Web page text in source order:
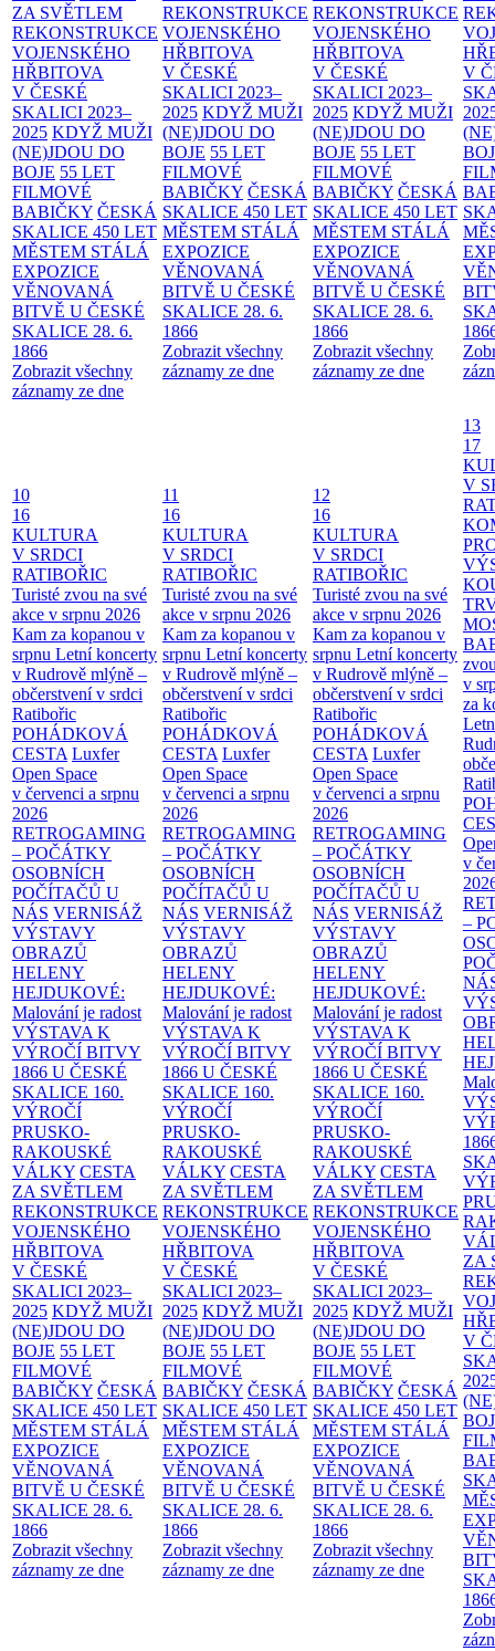
ZA SVĚTLEM
REKONSTRUKCE
VOJENSKÉHO
HŘBITOVA
V ČESKÉ
SKALICI 2023–
2025 KDYŽ MUŽI
(NE)JDOU DO
BOJE 55 LET
FILMOVÉ
BABIČKY ČESKÁ
SKALICE 450 LET
MĚSTEM STÁLÁ
EXPOZICE
VĚNOVANÁ
BITVĚ U ČESKÉ
SKALICE 28. 6.
1866
Zobrazit všechny
záznamy ze dne
REKONSTRUKCE
VOJENSKÉHO
HŘBITOVA
V ČESKÉ
SKALICI 2023–
2025 KDYŽ MUŽI
(NE)JDOU DO
BOJE 55 LET
FILMOVÉ
BABIČKY ČESKÁ
SKALICE 450 LET
MĚSTEM STÁLÁ
EXPOZICE
VĚNOVANÁ
BITVĚ U ČESKÉ
SKALICE 28. 6.
1866
Zobrazit všechny
záznamy ze dne
REKONSTRUKCE
VOJENSKÉHO
HŘBITOVA
V ČESKÉ
SKALICI 2023–
2025 KDYŽ MUŽI
(NE)JDOU DO
BOJE 55 LET
FILMOVÉ
BABIČKY ČESKÁ
SKALICE 450 LET
MĚSTEM STÁLÁ
EXPOZICE
VĚNOVANÁ
BITVĚ U ČESKÉ
SKALICE 28. 6.
1866
Zobrazit všechny
záznamy ze dne
V
10
16
KULTURA
V SRDCI
RATIBOŘIC
Turisté zvou na své
akce v srpnu 2026
Kam za kopanou v
srpnu Letní koncerty
v Rudrově mlýně –
občerstvení v srdci
Ratibořic
POHÁDKOVÁ
CESTA Luxfer
Open Space
v červenci a srpnu
2026
RETROGAMING
– POČÁTKY
OSOBNÍCH
POČÍTAČŮ U
NÁS VERNISÁŽ
VÝSTAVY
OBRAZŮ
HELENY
HEJDUKOVÉ:
Malování je radost
VÝSTAVA K
VÝROČÍ BITVY
1866 U ČESKÉ
SKALICE 160.
VÝROČÍ
PRUSKO-
RAKOUSKÉ
VÁLKY CESTA
ZA SVĚTLEM
REKONSTRUKCE
VOJENSKÉHO
HŘBITOVA
V ČESKÉ
SKALICI 2023–
2025 KDYŽ MUŽI
(NE)JDOU DO
BOJE 55 LET
FILMOVÉ
BABIČKY ČESKÁ
SKALICE 450 LET
MĚSTEM STÁLÁ
EXPOZICE
VĚNOVANÁ
BITVĚ U ČESKÉ
SKALICE 28. 6.
1866
Zobrazit všechny
záznamy ze dne
11
16
KULTURA
V SRDCI
RATIBOŘIC
Turisté zvou na své
akce v srpnu 2026
Kam za kopanou v
srpnu Letní koncerty
v Rudrově mlýně –
občerstvení v srdci
Ratibořic
POHÁDKOVÁ
CESTA Luxfer
Open Space
v červenci a srpnu
2026
RETROGAMING
– POČÁTKY
OSOBNÍCH
POČÍTAČŮ U
NÁS VERNISÁŽ
VÝSTAVY
OBRAZŮ
HELENY
HEJDUKOVÉ:
Malování je radost
VÝSTAVA K
VÝROČÍ BITVY
1866 U ČESKÉ
SKALICE 160.
VÝROČÍ
PRUSKO-
RAKOUSKÉ
VÁLKY CESTA
ZA SVĚTLEM
REKONSTRUKCE
VOJENSKÉHO
HŘBITOVA
V ČESKÉ
SKALICI 2023–
2025 KDYŽ MUŽI
(NE)JDOU DO
BOJE 55 LET
FILMOVÉ
BABIČKY ČESKÁ
SKALICE 450 LET
MĚSTEM STÁLÁ
EXPOZICE
VĚNOVANÁ
BITVĚ U ČESKÉ
SKALICE 28. 6.
1866
Zobrazit všechny
záznamy ze dne
12
16
KULTURA
V SRDCI
RATIBOŘIC
Turisté zvou na své
akce v srpnu 2026
Kam za kopanou v
srpnu Letní koncerty
v Rudrově mlýně –
občerstvení v srdci
Ratibořic
POHÁDKOVÁ
CESTA Luxfer
Open Space
v červenci a srpnu
2026
RETROGAMING
– POČÁTKY
OSOBNÍCH
POČÍTAČŮ U
NÁS VERNISÁŽ
VÝSTAVY
OBRAZŮ
HELENY
HEJDUKOVÉ:
Malování je radost
VÝSTAVA K
VÝROČÍ BITVY
1866 U ČESKÉ
SKALICE 160.
VÝROČÍ
PRUSKO-
RAKOUSKÉ
VÁLKY CESTA
ZA SVĚTLEM
REKONSTRUKCE
VOJENSKÉHO
HŘBITOVA
V ČESKÉ
SKALICI 2023–
2025 KDYŽ MUŽI
(NE)JDOU DO
BOJE 55 LET
FILMOVÉ
BABIČKY ČESKÁ
SKALICE 450 LET
MĚSTEM STÁLÁ
EXPOZICE
VĚNOVANÁ
BITVĚ U ČESKÉ
SKALICE 28. 6.
1866
Zobrazit všechny
záznamy ze dne
13
17
V
v
za
v
–
ZA
V